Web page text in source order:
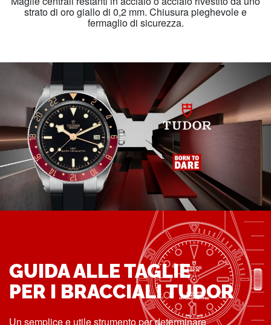
strato di oro giallo di 0,2 mm. Chiusura pieghevole e
fermaglio di sicurezza.
GUIDA ALLE TAGLIE
PER I BRACCIALI TUDOR
Un semplice e utile strumento per determinare